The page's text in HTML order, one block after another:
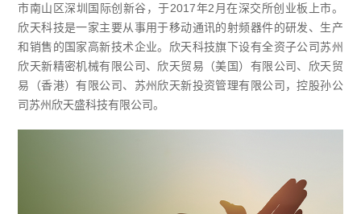
市南山区深圳国际创新谷，于2017年2月在深交所创业板上市。
欣天科技是一家主要从事用于移动通讯的射频器件的研发、生产
和销售的国家高新技术企业。欣天科技旗下设有全资子公司苏州
欣天新精密机械有限公司、欣天贸易（美国）有限公司、欣天贸
易（香港）有限公司、苏州欣天新投资管理有限公司，控股孙公
司苏州欣天盛科技有限公司。